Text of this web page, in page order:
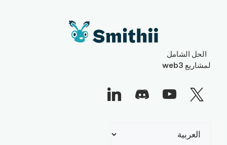
الحل الشامل
لمشاريع web3
اختر